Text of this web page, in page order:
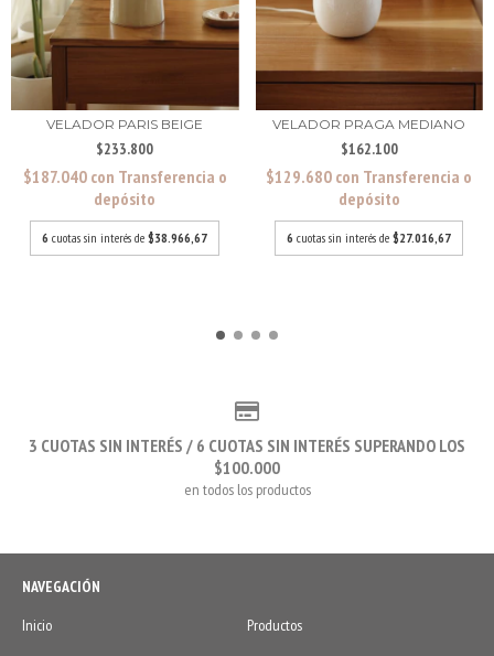
VELADOR PARIS BEIGE
$233.800
$187.040 con Transferencia o
depósito
6 cuotas sin interés de$38.966,67
VELADOR PRAGA MEDIANO
$162.100
$129.680 con Transferencia o
depósito
6 cuotas sin interés de$27.016,67
3 CUOTAS SIN INTERÉS / 6 CUOTAS SIN INTERÉS SUPERANDO LOS
$100.000
en todos los productos
NAVEGACIÓN
Inicio
Productos